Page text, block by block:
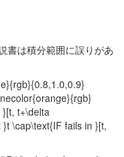
書は積分範囲に誤りがあ
t+\delta
\cap\text{IF fails in }[t,